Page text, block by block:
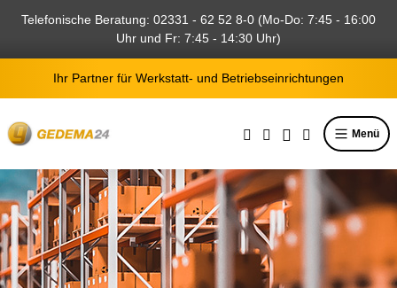
springen
Telefonische Beratung: 02331 - 62 52 8-0 (Mo-Do: 7:45 - 16:00
Uhr und Fr: 7:45 - 14:30 Uhr)
Ihr Partner für Werkstatt- und Betriebseinrichtungen
Menü